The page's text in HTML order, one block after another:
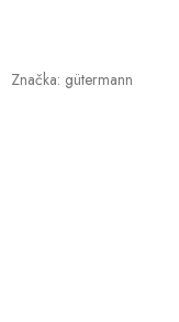
Značka: gütermann